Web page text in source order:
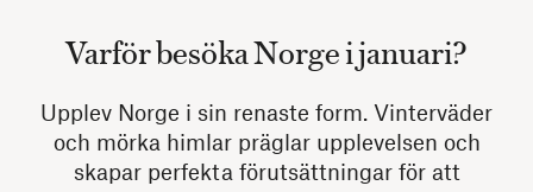
Varför besöka Norge i januari?
Upplev Norge i sin renaste form. Vinterväder
och mörka himlar präglar upplevelsen och
skapar perfekta förutsättningar för att